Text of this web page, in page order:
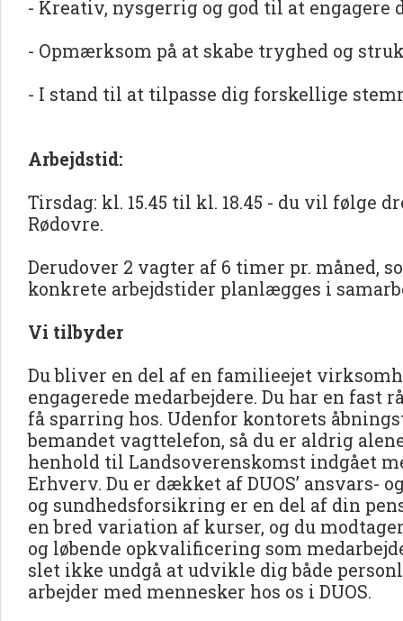
- Kreativ, nysgerrig og god til at engagere
- Opmærksom på at skabe tryghed og
- I stand til at tilpasse dig forskellige
Arbejdstid:
Tirsdag: kl. 15.45 til kl. 18.45 - du vil følge
Rødovre.
Derudover 2 vagter af 6 timer pr. måned,
konkrete arbejdstider planlægges i
Vi tilbyder
Du bliver en del af en familieejet
engagerede medarbejdere. Du har en fast
få sparring hos. Udenfor kontorets
bemandet vagttelefon, så du er aldrig
henhold til Landsoverenskomst indgået
Erhverv. Du er dækket af DUOS’ ansvars-
og sundhedsforsikring er en del af din
en bred variation af kurser, og du
og løbende opkvalificering som
slet ikke undgå at udvikle dig både
arbejder med mennesker hos os i DUOS.